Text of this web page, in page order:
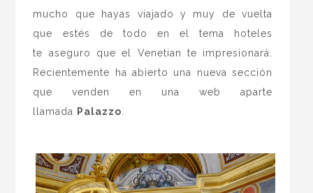
mucho que hayas viajado y muy de vuelta
que estés de todo en el tema hoteles
te aseguro que el Venetian te impresionará.
Recientemente ha abierto una nueva sección
que venden en una web aparte
llamada Palazzo.